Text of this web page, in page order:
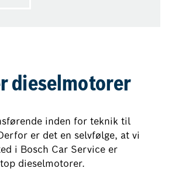
dieselmotorer
inden for teknik til
er det en selvfølge, at vi
i Bosch Car Service er
dieselmotorer.